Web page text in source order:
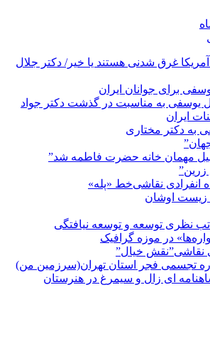
آمریکا غرق شدنی هستند یا خیر/ دکتر جلال
برای جوانان ایران
یوسفی به مناسبت در گذشت دکتر جواد
ایران
به دکتر مختاری
مهمان خانه حضرت فاطمه شد”
زرین”
انفرادی نقاشی‌خط «پله»
زیست اوشان
نظری توسعه و توسعه نیافتگی
در موزه گرافیک
نقاشی”نقش خیال”
تجسمی فجر استان تهران(سرزمین من)
شاهنامه ای زال و سیمرغ در هنرستان